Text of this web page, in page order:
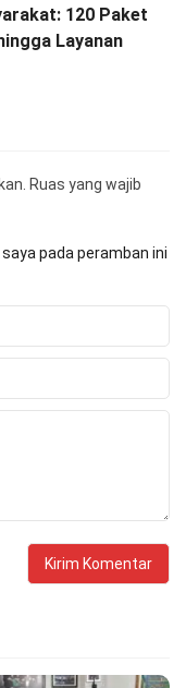
120 Paket
Layanan
Ruas yang wajib
pada peramban ini